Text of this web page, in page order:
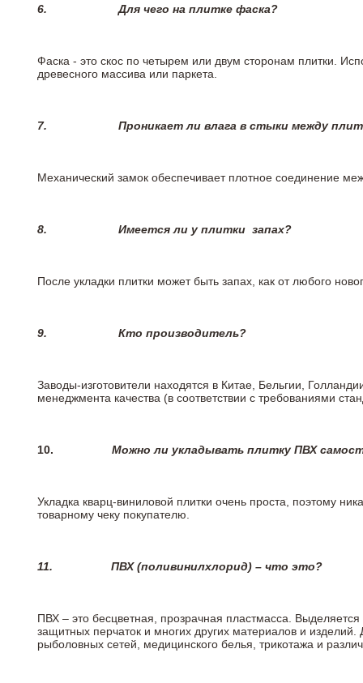
6.Для чего на плитке фаска?
Фаска - это скос по четырем или двум сторонам плитки.
древесного массива или паркета.
7. Проникает ли влага в стыки между
Механический замок обеспечивает плотное соединение
8. Имеется ли у плитки запах?
После укладки плитки может быть запах, как от любого
9. Кто производитель?
Заводы-изготовители находятся в Китае, Бельгии,
менеджмента качества (в соответствии с требованиями
10. Можно ли укладывать плитку ПВХ
Укладка кварц-виниловой плитки очень проста, поэтому
товарному чеку покупателю.
11. ПВХ (поливинилхлорид) – что это?
ПВХ – это бесцветная, прозрачная пластмасса.
защитных перчаток и многих других материалов и
рыболовных сетей, медицинского белья, трикотажа и